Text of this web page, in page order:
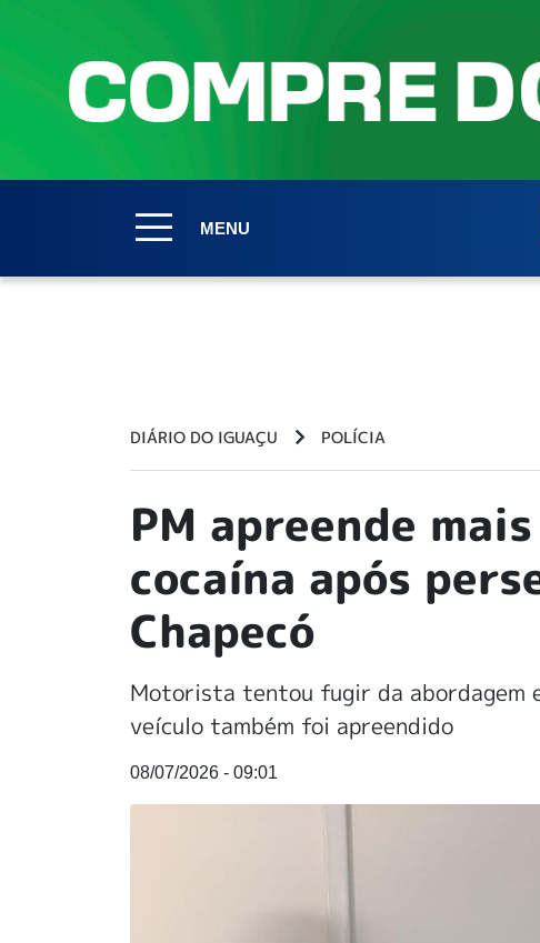
MENU
DIÁRIO DO IGUAÇU POLÍCIA
PM apreende
cocaína após
Chapecó
Motorista tentou fugir da abordagem
veículo também foi apreendido
08/07/2026 - 09:01